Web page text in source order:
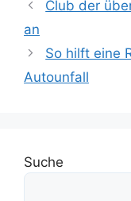
Club der
an
So hilft eine
Autounfall
Suche